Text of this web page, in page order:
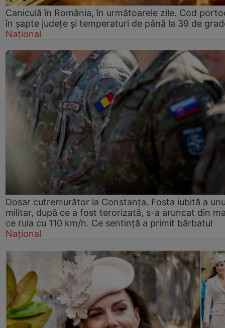
Caniculă în România, în următoarele zile. Cod
în șapte județe și temperaturi de până la 39 de
Național
Dosar cutremurător la Constanța. Fosta iubită a
militar, după ce a fost terorizată, s-a aruncat din
ce rula cu 110 km/h. Ce sentință a primit bărbatul
Național